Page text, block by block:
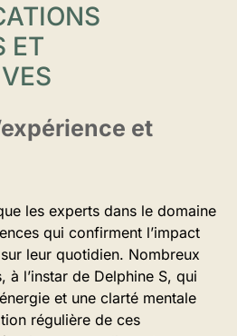
ET
et
les experts dans le domaine
qui confirment l’impact
leur quotidien. Nombreux
à l’instar de Delphine S, qui
et une clarté mentale
régulière de ces